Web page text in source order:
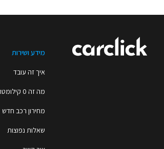
מידע ושירות
איך זה עובד
מה זה 0 קילומטר?
מחירון רכב חדש
שאלות נפוצות